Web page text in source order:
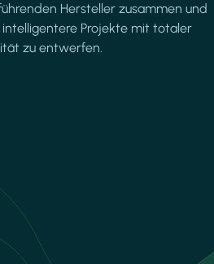
Hersteller zusammen und
Projekte mit totaler
zu entwerfen.